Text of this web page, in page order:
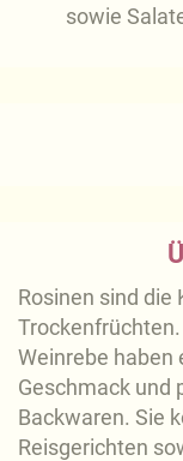
sowie
Rosinen sind die
Weinrebe haben
Geschmack und
Backwaren. Sie
Reisgerichten